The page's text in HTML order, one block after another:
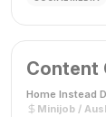
Content
Home Instead
Minijob /